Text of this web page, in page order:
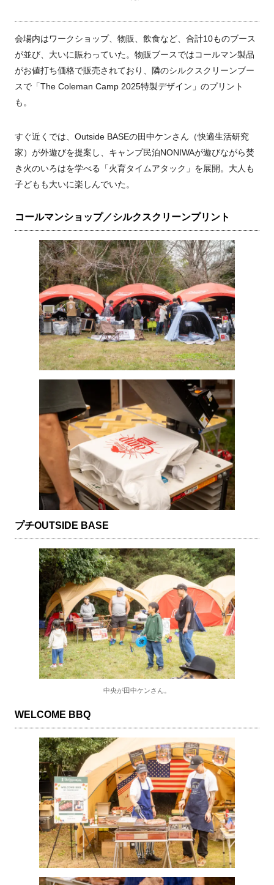
会場内はワークショップ、物販、飲食など、合計10ものブース
が並び、大いに賑わっていた。物販ブースではコールマン製品
がお値打ち価格で販売されており、隣のシルクスクリーンブー
スで「The Coleman Camp 2025特製デザイン」のプリント
も。
すぐ近くでは、Outside BASEの田中ケンさん（快適生活研究
家）が外遊びを提案し、キャンプ民泊NONIWAが遊びながら焚
き火のいろはを学べる「火育タイムアタック」を展開。大人も
子どもも大いに楽しんでいた。
コールマンショップ／シルクスクリーンプリント
プチOUTSIDE BASE
中央が田中ケンさん。
WELCOME BBQ